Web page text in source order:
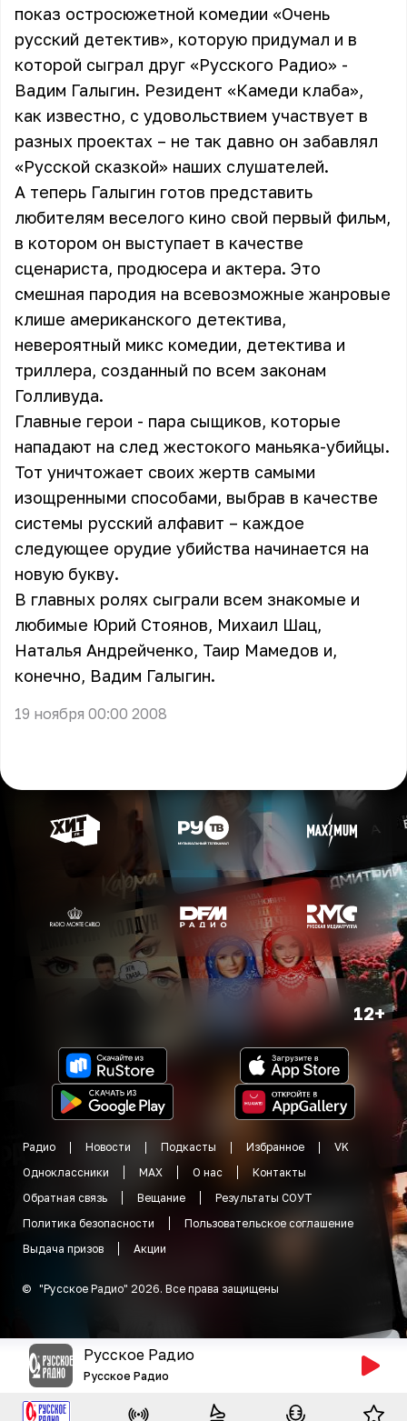
показ остросюжетной комедии «Очень
русский детектив», которую придумал и в
которой сыграл друг «Русского Радио» -
Вадим Галыгин. Резидент «Камеди клаба»,
как известно, с удовольствием участвует в
разных проектах – не так давно он забавлял
«Русской сказкой» наших слушателей.
А теперь Галыгин готов представить
любителям веселого кино свой первый фильм,
в котором он выступает в качестве
сценариста, продюсера и актера. Это
смешная пародия на всевозможные жанровые
клише американского детектива,
невероятный микс комедии, детектива и
триллера, созданный по всем законам
Голливуда.
Главные герои - пара сыщиков, которые
нападают на след жестокого маньяка-убийцы.
Тот уничтожает своих жертв самыми
изощренными способами, выбрав в качестве
системы русский алфавит – каждое
следующее орудие убийства начинается на
новую букву.
В главных ролях сыграли всем знакомые и
любимые Юрий Стоянов, Михаил Шац,
Наталья Андрейченко, Таир Мамедов и,
конечно, Вадим Галыгин.
19 ноября 00:00 2008
12+
Радио Новости Подкасты Избранное
VK
Одноклассники
MAX О нас
Контакты
Обратная связь
Вещание
Результаты СОУТ
Политика безопасности
Пользовательское соглашение
Выдача призов
Акции
© "Русское Радио" 2026. Все права защищены
Русское Радио
Русское Радио